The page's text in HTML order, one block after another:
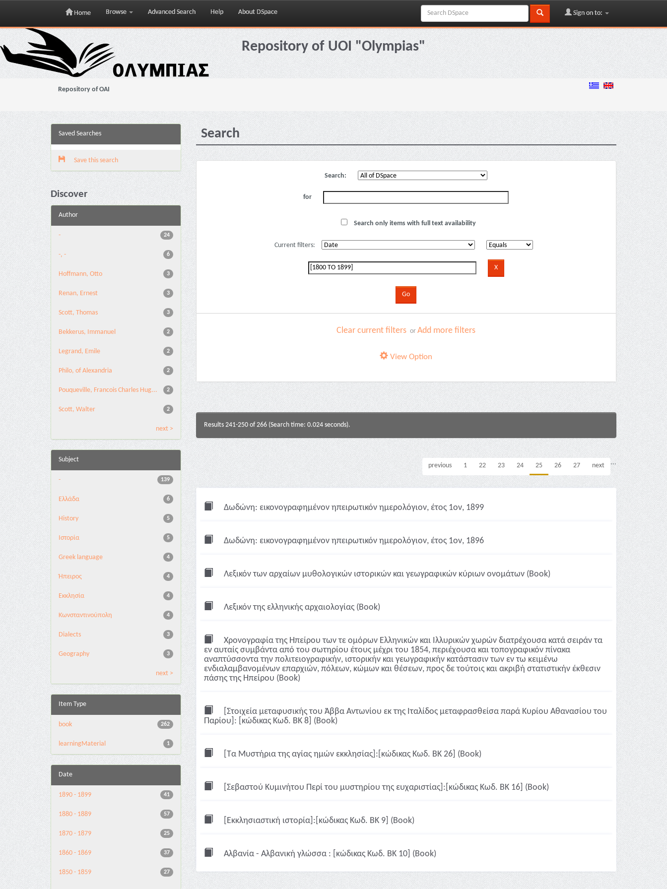
Skip
navigation
Home Browse Advanced Search Help About DSpace Sign on to:
Repository of UOI "Olympias"
Repository of OAI
Saved Searches
Save this search
Discover
Author
24
-
6
-, -
3
Hoffmann, Otto
3
Renan, Ernest
3
Scott, Thomas
2
Bekkerus, Immanuel
2
Legrand, Emile
2
Philo, of Alexandria
2
Pouqueville, Francois Charles Hug...
2
Scott, Walter
next >
Subject
139
-
6
Ελλάδα
5
History
5
Ιστορία
4
Greek language
4
Ήπειρος
4
Εκκλησία
4
Κωνσταντινούπολη
3
Dialects
3
Geography
next >
Item Type
262
book
1
learningMaterial
Date
41
1890 - 1899
57
1880 - 1889
25
1870 - 1879
37
1860 - 1869
27
1850 - 1859
Search
Search:
for
Search only items with full text availability
Current filters:
Clear current filters orAdd more filters
View Option
Results 241-250 of 266 (Search time: 0.024 seconds).
previous 1 ...
22 23 24 25 26 27 next
Δωδώνη: εικονογραφημένον ηπειρωτικόν ημερολόγιον, έτος 1ον, 1899
Δωδώνη: εικονογραφημένον ηπειρωτικόν ημερολόγιον, έτος 1ον, 1896
Λεξικόν των αρχαίων μυθολογικών ιστορικών και γεωγραφικών κύριων ονομάτων (Book)
Λεξικόν της ελληνικής αρχαιολογίας (Book)
Χρονογραφία της Ηπείρου των τε ομόρων Ελληνικών και Ιλλυρικών χωρών διατρέχουσα κατά σειράν τα
εν αυταίς συμβάντα από του σωτηρίου έτους μέχρι του 1854, περιέχουσα και τοπογραφικόν πίνακα
αναπτύσσοντα την πολιτειογραφικήν, ιστορικήν και γεωγραφικήν κατάστασιν των εν τω κειμένω
ενδιαλαμβανομένων επαρχιών, πόλεων, κώμων και θέσεων, προς δε τούτοις και ακριβή στατιστικήν έκθεσιν
πάσης της Ηπείρου (Book)
[Στοιχεία μεταφυσικής του Άββα Αντωνίου εκ της Ιταλίδος μεταφρασθείσα παρά Κυρίου Αθανασίου του
Παρίου]: [κώδικας Κωδ. ΒΚ 8] (Book)
[Τα Μυστήρια της αγίας ημών εκκλησίας]:[κώδικας Κωδ. ΒΚ 26] (Book)
[Σεβαστού Κυμινήτου Περί του μυστηρίου της ευχαριστίας]:[κώδικας Κωδ. ΒΚ 16] (Book)
[Εκκλησιαστική ιστορία]:[κώδικας Κωδ. ΒΚ 9] (Book)
Αλβανία - Αλβανική γλώσσα : [κώδικας Κωδ. ΒΚ 10] (Book)